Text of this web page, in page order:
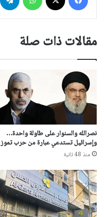
مقالات ذات صلة
نصرالله والسنوار على طاولة واحدة…
وإسرائيل تستدعي عبارة من حرب تموز
منذ 48 ثانية